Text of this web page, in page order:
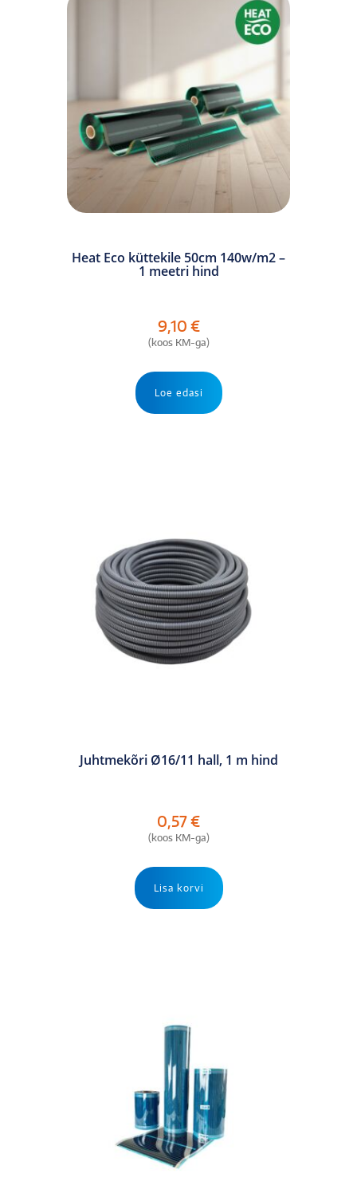
Heat Eco küttekile 50cm 140w/m2 –
1 meetri hind
9,10 €
(koos KM-ga)
Loe edasi
Juhtmekõri Ø16/11 hall, 1 m hind
0,57€
(koos KM-ga)
Lisa korvi